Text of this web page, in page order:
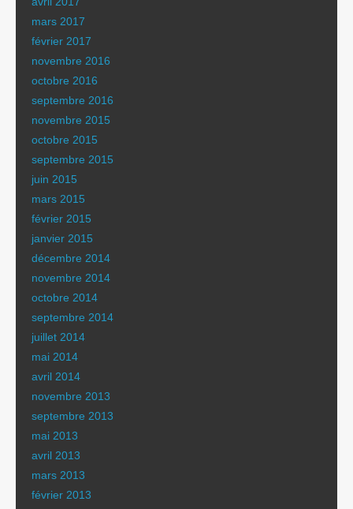
mars 2017
février 2017
novembre 2016
octobre 2016
septembre 2016
novembre 2015
octobre 2015
septembre 2015
juin 2015
mars 2015
février 2015
janvier 2015
décembre 2014
novembre 2014
octobre 2014
septembre 2014
juillet 2014
mai 2014
avril 2014
novembre 2013
septembre 2013
mai 2013
avril 2013
mars 2013
février 2013